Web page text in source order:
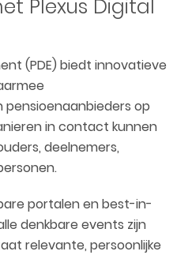
Plexus Digital
(PDE) biedt innovatieve
pensioenaanbieders op
in contact kunnen
deelnemers,
portalen en best-in-
denkbare events zijn
relevante, persoonlijke